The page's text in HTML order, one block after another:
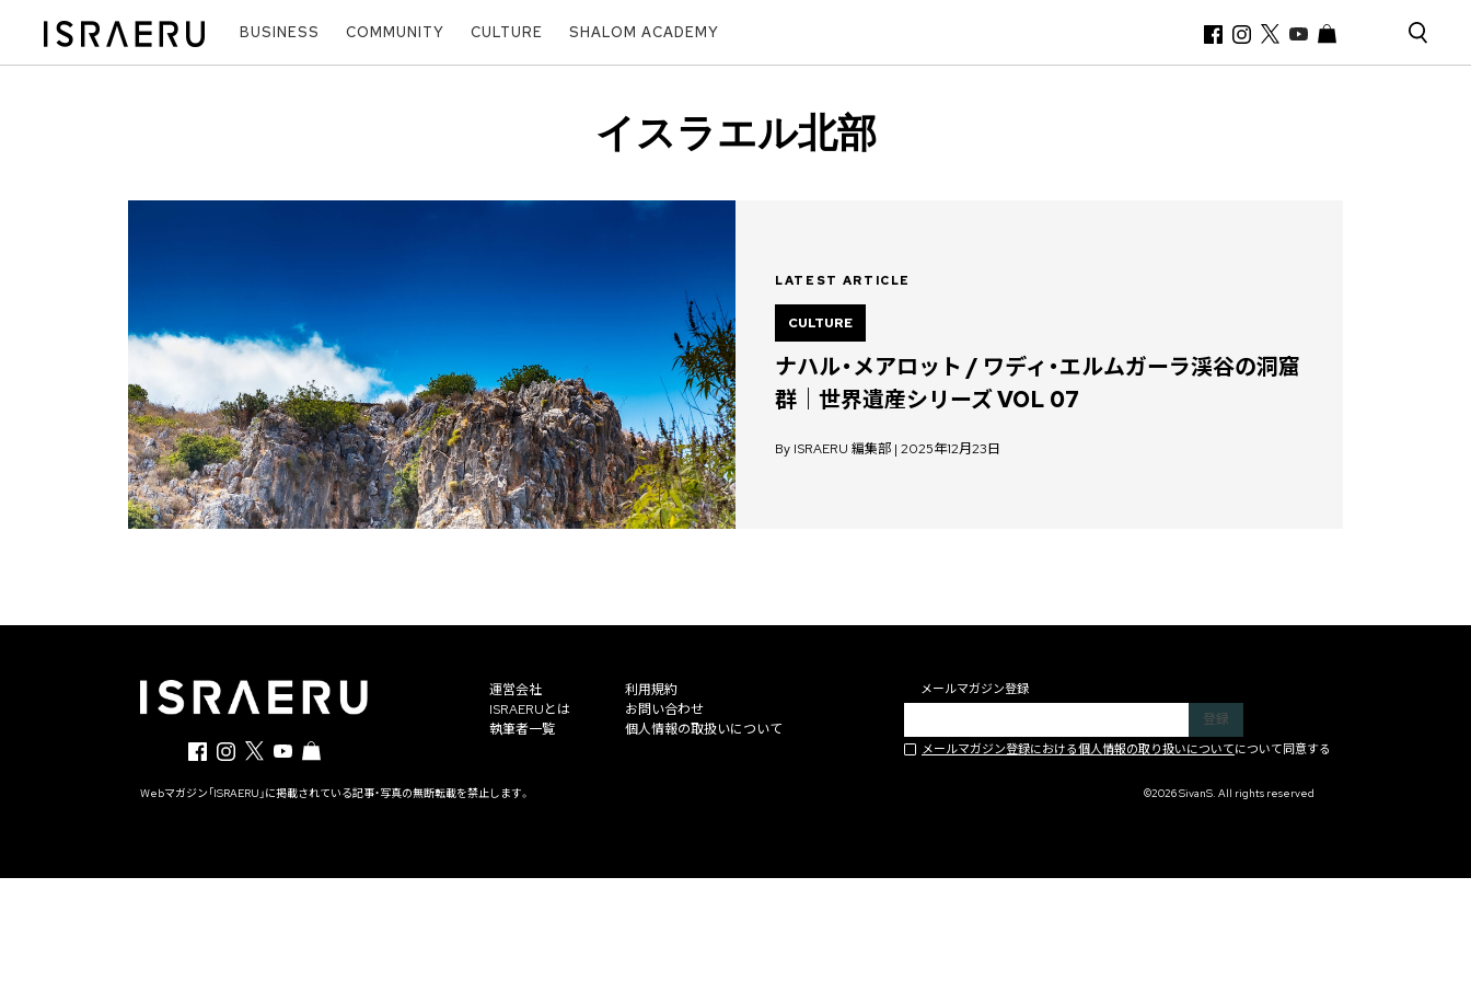
BUSINESS COMMUNITY CULTURE SHALOM ACADEMY
イスラエル北部
LATEST ARTICLE
CULTURE
ナハル・メアロット / ワディ・エルムガーラ渓谷の洞窟
群｜世界遺産シリーズ VOL 07
By ISRAERU 編集部 | 2025年12月23日
運営会社
ISRAERUとは
執筆者一覧
利用規約
お問い合わせ
個人情報の取扱いについて
メールマガジン登録
メールマガジン登録における個人情報の取り扱いについてについて同意する
Webマガジン「ISRAERU」に掲載されている記事・写真の無断転載を禁止します。 ©2026 SivanS. All rights reserved